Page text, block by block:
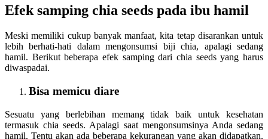
Efek samping chia seeds pada ibu hamil
Meski memiliki cukup banyak manfaat, kita tetap disarankan untuk
lebih berhati-hati dalam mengonsumsi biji chia, apalagi sedang
hamil. Berikut beberapa efek samping dari chia seeds yang harus
diwaspadai.
Bisa memicu diare
Sesuatu yang berlebihan memang tidak baik untuk kesehatan
termasuk chia seeds. Apalagi saat mengonsumsinya Anda sedang
hamil. Tentu akan ada beberapa kekurangan yang akan didapatkan.